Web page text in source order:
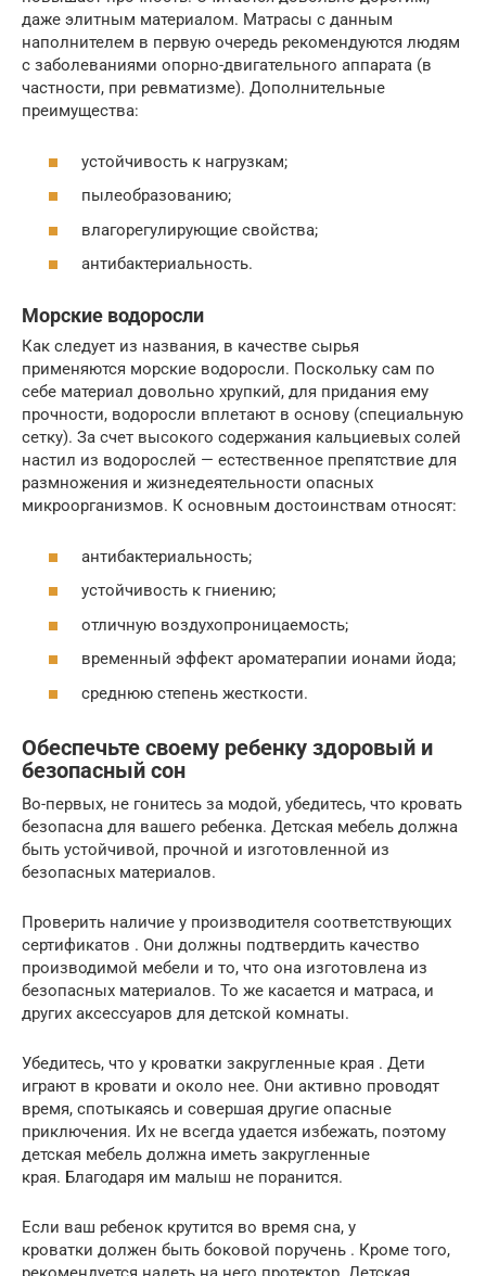
даже элитным материалом. Матрасы с данным
наполнителем в первую очередь рекомендуются людям
с заболеваниями опорно-двигательного аппарата (в
частности, при ревматизме). Дополнительные
преимущества:
устойчивость к нагрузкам;
пылеобразованию;
влагорегулирующие свойства;
антибактериальность.
Морские водоросли
Как следует из названия, в качестве сырья
применяются морские водоросли. Поскольку сам по
себе материал довольно хрупкий, для придания ему
прочности, водоросли вплетают в основу (специальную
сетку). За счет высокого содержания кальциевых солей
настил из водорослей — естественное препятствие для
размножения и жизнедеятельности опасных
микроорганизмов. К основным достоинствам относят:
антибактериальность;
устойчивость к гниению;
отличную воздухопроницаемость;
временный эффект ароматерапии ионами йода;
среднюю степень жесткости.
Обеспечьте своему ребенку здоровый и
безопасный сон
Во-первых, не гонитесь за модой, убедитесь, что кровать
безопасна для вашего ребенка. Детская мебель должна
быть устойчивой, прочной и изготовленной из
безопасных материалов.
Проверить наличие у производителя соответствующих
сертификатов . Они должны подтвердить качество
производимой мебели и то, что она изготовлена ​​из
безопасных материалов. То же касается и матраса, и
других аксессуаров для детской комнаты.
Убедитесь, что у кроватки закругленные края . Дети
играют в кровати и около нее. Они активно проводят
время, спотыкаясь и совершая другие опасные
приключения. Их не всегда удается избежать, поэтому
детская мебель должна иметь закругленные
края. Благодаря им малыш не поранится.
Если ваш ребенок крутится во время сна, у
кроватки должен быть боковой поручень . Кроме того,